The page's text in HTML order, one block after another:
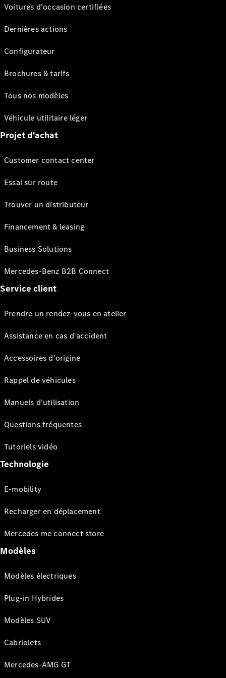
Voitures d'occasion certifiées
Dernières actions
Configurateur
Brochures & tarifs
Tous nos modèles
Véhicule utilitaire léger
Projet d'achat
Customer contact center
Essai sur route
Trouver un distributeur
Financement & leasing
Business Solutions
Mercedes-Benz B2B Connect
Service client
Prendre un rendez-vous en atelier
Assistance en cas d'accident
Accessoires d'origine
Rappel de véhicules
Manuels d'utilisation
Questions fréquentes
Tutoriels vidéo
Technologie
E-mobility
Recharger en déplacement
Mercedes me connect store
Modèles
Modèles électriques
Plug-in Hybrides
Modèles SUV
Cabriolets
Mercedes-AMG GT